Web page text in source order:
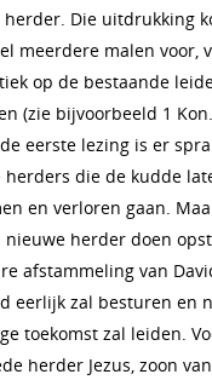
herder. Die uitdrukking
meerdere malen voor,
op de bestaande
(zie bijvoorbeeld 1
eerste lezing is er
herders die de kudde
en verloren gaan.
nieuwe herder doen
afstammeling van
eerlijk zal besturen en
toekomst zal leiden.
herder Jezus, zoon